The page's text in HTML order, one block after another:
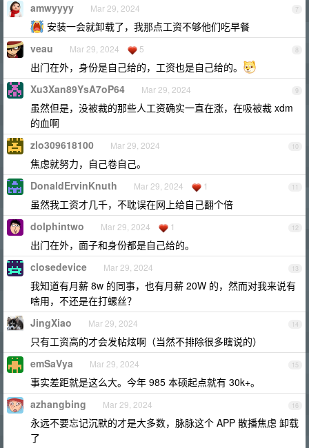
7
amwyyyy Mar 29, 2024
安装一会就卸载了，我那点工资不够他们吃早餐
8
veau Mar 29, 2024 5
出门在外，身份是自己给的，工资也是自己给的。
9
Xu3Xan89YsA7oP64 Mar 29, 2024
虽然但是，没被裁的那些人工资确实一直在涨，在吸被裁 xdm
的血啊
10
zlo309618100 Mar 29, 2024
焦虑就努力，自己卷自己。
11
DonaldErvinKnuth Mar 29, 2024 1
虽然我工资才几千，不耽误在网上给自己翻个倍
12
dolphintwo Mar 29, 2024 1
出门在外，面子和身份都是自己给的。
13
closedevice Mar 29, 2024
我知道有月薪 8w 的同事，也有月薪 20W 的，然而对我来说有
啥用，不还是在打螺丝？
14
JingXiao Mar 29, 2024
只有工资高的才会发帖炫啊（当然不排除很多瞎说的）
15
emSaVya Mar 29, 2024
事实差距就是这么大。今年 985 本硕起点就有 30k+。
16
azhangbing Mar 29, 2024
永远不要忘记沉默的才是大多数，脉脉这个 APP 散播焦虑 卸载
了